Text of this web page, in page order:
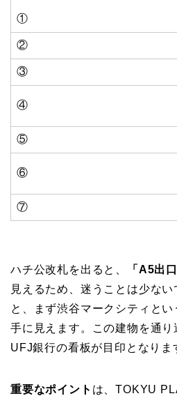
①
②
③
④
⑤
⑥
⑦
ハチ公改札を出ると、 「A5出
見えるため、迷うことは少な
と、まず渋谷マークシティと
手に見えます。この建物を通
UFJ銀行の看板が目印となりま
重要なポイント は、TOKYU